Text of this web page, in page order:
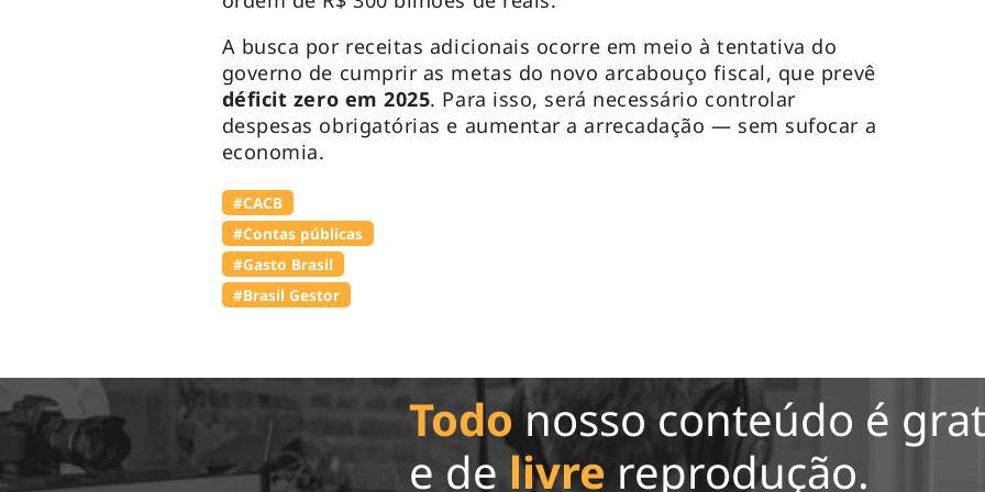
A busca por receitas adicionais ocorre em meio à tentativa do
governo de cumprir as metas do novo arcabouço fiscal, que prevê
déficit zero em 2025. Para isso, será necessário controlar
despesas obrigatórias e aumentar a arrecadação — sem sufocar a
economia.
#⁠CACB
#Contas públicas
#Gasto Brasil
#Brasil Gestor
Todonosso conteúdo é
e de livre reprodução.